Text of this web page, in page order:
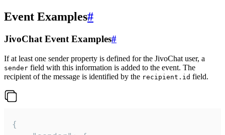
Event Examples#
JivoChat Event Examples#
If at least one sender property is defined for the JivoChat user, a
sender field with this information is added to the event. The
recipient of the message is identified by the recipient.id field.
{